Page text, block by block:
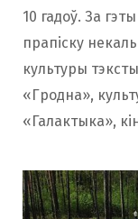
10 гадоў. За
прапіску
культуры
«Гродна»,
«Галактыка»,